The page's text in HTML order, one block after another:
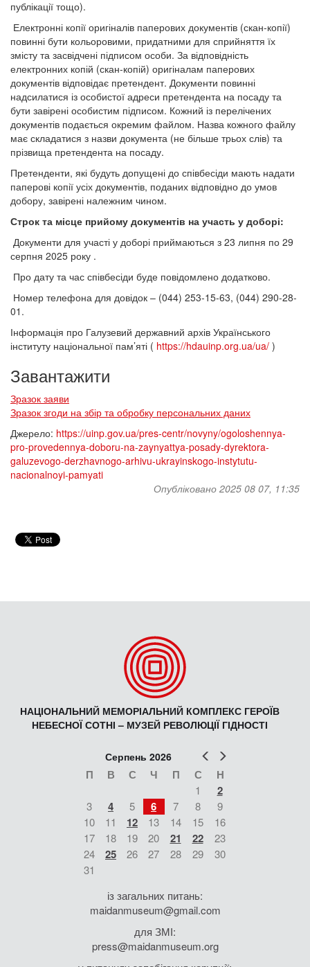
публікації тощо).
Електронні копії оригіналів паперових документів (скан-копії)
повинні бути кольоровими, придатними для сприйняття їх
змісту та засвідчені підписом особи. За відповідність
електронних копій (скан-копій) оригіналам паперових
документів відповідає претендент. Документи повинні
надсилатися із особистої адреси претендента на посаду та
бути завірені особистим підписом. Кожний із перелічених
документів подається окремим файлом. Назва кожного файлу
має складатися з назви документа (не більше трьох слів) та
прізвища претендента на посаду.
Претенденти, які будуть допущені до співбесіди мають надати
паперові копії усіх документів, поданих відповідно до умов
добору, завірені належним чином.
Строк та місце прийому документів на участь у доборі:
Документи для участі у доборі приймаються з 23 липня по 29
серпня 2025 року .
Про дату та час співбесіди буде повідомлено додатково.
Номер телефона для довідок – (044) 253-15-63, (044) 290-28-
01.
Інформація про Галузевий державний архів Українського
інституту національної пам’яті ( https://hdauinp.org.ua/ua/ )
Завантажити
Зразок заяви
Зразок згоди на збір та обробку персональних даних
Джерело: https://uinp.gov.ua/pres-centr/novyny/ogoloshennya-
pro-provedennya-doboru-na-zaynyattya-posady-dyrektora-
galuzevogo-derzhavnogo-arhivu-ukrayinskogo-instytutu-
nacionalnoyi-pamyati
Опубліковано 2025 08 07, 11:35
НАЦІОНАЛЬНИЙ МЕМОРІАЛЬНИЙ КОМПЛЕКС ГЕРОЇВ
НЕБЕСНОЇ СОТНІ – МУЗЕЙ РЕВОЛЮЦІЇ ГІДНОСТІ
Попер
Серпень 2026
П В С Ч П С Н
1 2
3 4 5 6 7 8
9
10
11 12 13 14 15
16
17
18 19 20 21 22
23
24
25 26 27 28 29
30
31
із загальних питань:
maidanmuseum@gmail.com
для ЗМІ:
press@maidanmuseum.org